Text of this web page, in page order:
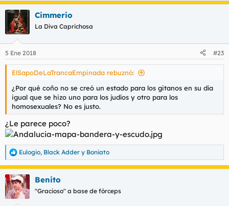
Cimmerio
La Diva Caprichosa
5 Ene 2018 #23
ElSapoDeLaTrancaEmpinada rebuznó:
¿Por qué coño no se creó un estado para los gitanos en su día
igual que se hizo uno para los judíos y otro para los
homosexuales? No es justo.
¿Le parece poco?
R
e
c
c
i
Eulogio, Black Adder y Boniato
Benito
"Gracioso" a base de fórceps